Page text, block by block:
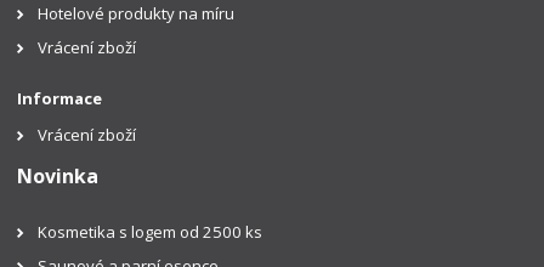
Hotelové produkty na míru
Vrácení zboží
Informace
Vrácení zboží
Novinka
Kosmetika s logem od 2500 ks